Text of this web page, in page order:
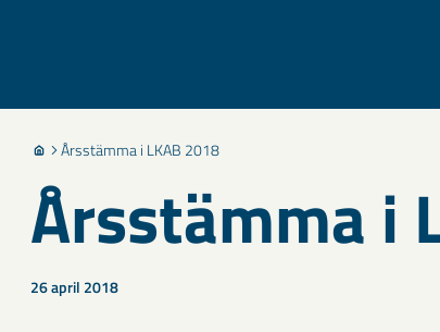
Årsstämma i LKAB 2018
Årsstämma i
26 april 2018